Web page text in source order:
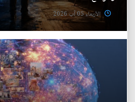
الأربعاء 05 آب 2026